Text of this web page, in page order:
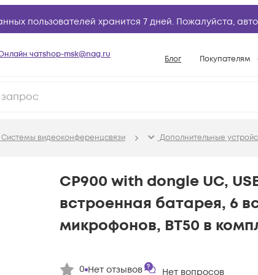
пользователей хранится 7 дней. Пожалуйста,
чатshop-msk@nag.ru Блог Покупателям
Условия
Возврат
Вопросы и
База знаний
Системы видеоконференцсвязи Дополнительные
CP900 with dongle UC,
встроенная батарея, 6
микрофонов, BT50 в
0 Нет отзывов Нет вопросов